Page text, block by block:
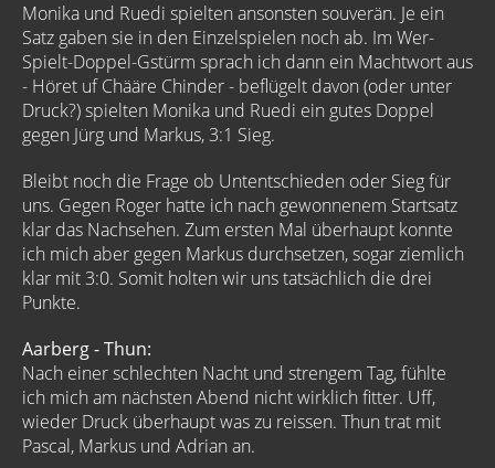
Monika und Ruedi spielten ansonsten souverän. Je ein
Satz gaben sie in den Einzelspielen noch ab. Im Wer-
Spielt-Doppel-Gstürm sprach ich dann ein Machtwort aus
- Höret uf Chääre Chinder - beflügelt davon (oder unter
Druck?) spielten Monika und Ruedi ein gutes Doppel
gegen Jürg und Markus, 3:1 Sieg.
Bleibt noch die Frage ob Untentschieden oder Sieg für
uns. Gegen Roger hatte ich nach gewonnenem Startsatz
klar das Nachsehen. Zum ersten Mal überhaupt konnte
ich mich aber gegen Markus durchsetzen, sogar ziemlich
klar mit 3:0. Somit holten wir uns tatsächlich die drei
Punkte.
Aarberg - Thun:
Nach einer schlechten Nacht und strengem Tag, fühlte
ich mich am nächsten Abend nicht wirklich fitter. Uff,
wieder Druck überhaupt was zu reissen. Thun trat mit
Pascal, Markus und Adrian an.